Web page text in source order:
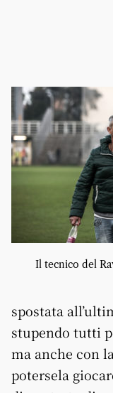
Il tecnico del
spostata
stupendo tutti
ma anche con
potersela